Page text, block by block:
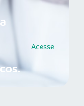
Acesse